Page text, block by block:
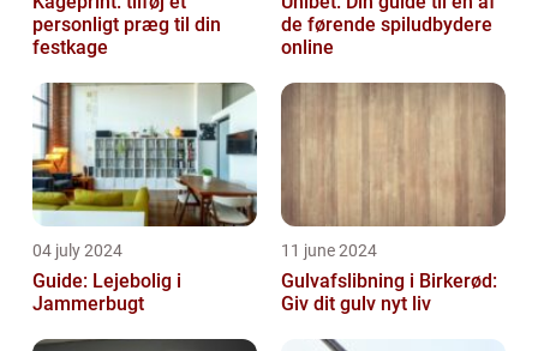
personligt præg til din
festkage
de førende spiludbydere
online
04 july 2024
Guide: Lejebolig i
Jammerbugt
11 june 2024
Gulvafslibning i Birkerød:
Giv dit gulv nyt liv